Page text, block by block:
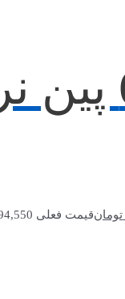
کانکتور
تومانقیمت فعلی 9,394,550 تومان است.